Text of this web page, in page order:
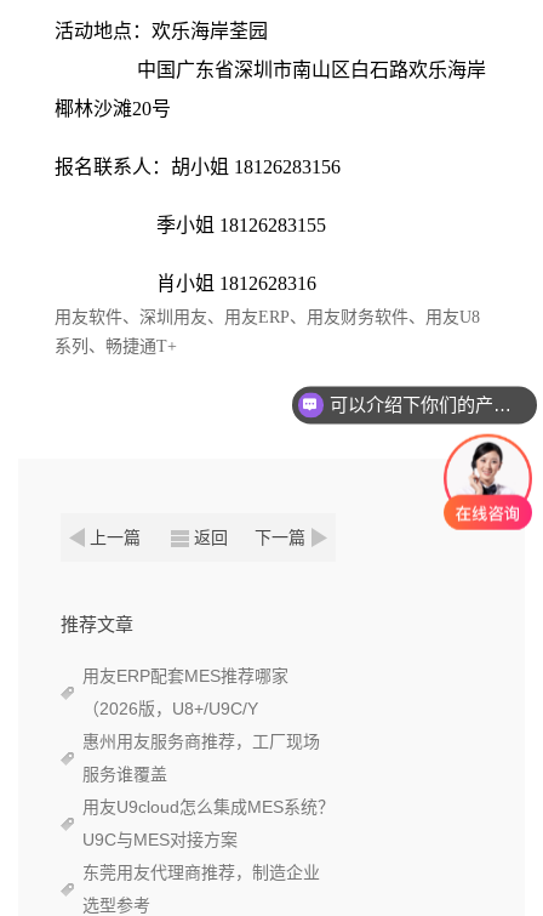
活动地点：欢乐海岸荃园
中国广东省深圳市南山区白石路欢乐海岸
椰林沙滩20号
报名联系人：胡小姐 18126283156
季小姐 18126283155
肖小姐 1812628316
用友软件、深圳用友、用友ERP、用友财务软件、用友U8
系列、畅捷通T+
上一篇 返回 下一篇
推荐文章
用友ERP配套MES推荐哪家
（2026版，U8+/U9C/Y
惠州用友服务商推荐，工厂现场
服务谁覆盖
用友U9cloud怎么集成MES系统？
U9C与MES对接方案
东莞用友代理商推荐，制造企业
选型参考
可以介绍下你们的产品么？